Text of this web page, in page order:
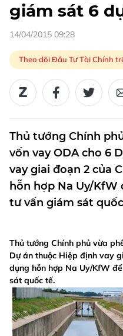
giám sát 6
14/04/2015 09:28
Theo dõi Đầu Tư Tài Chính
Thủ tướng Chính
vốn vay ODA cho 6
vay giai đoạn 2 của
hỗn hợp Na Uy/
tư vấn giám sát
Thủ tướng Chính phủ vừa
Dự án thuộc Hiệp định vay
dụng hỗn hợp Na Uy/KfW
sát quốc tế.